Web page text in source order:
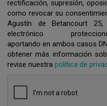
rectificación, supresión,
como revocar su
Agustín de Betancourt
electrónico
aportando en ambos casos
obtener más información
revise nuestra política de